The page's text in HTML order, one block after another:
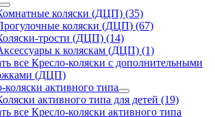
коляски (ДЦП) (35)
коляски (ДЦП) (67)
трости (ДЦП) (14)
к коляскам (ДЦП) (1)
все Кресло-коляски с дополнительными
(ДЦП)
коляски активного типа
активного типа для детей (19)
все Кресло-коляски активного типа